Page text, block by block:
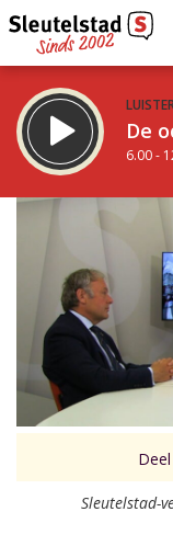
De
6.00 -
STRAKS:
De middag van
Vorig uur
Inklappen
Sleutelstad-